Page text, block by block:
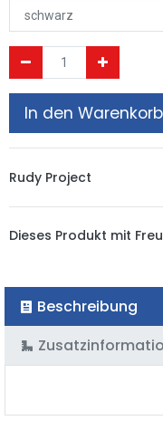
In den Warenkorb
Rudy Project
Dieses Produkt mit
Beschreibung